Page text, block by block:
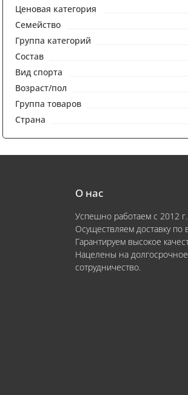
Ценовая категория
Семейство
Группа категорий
Состав
Вид спорта
Возраст/пол
Группа товаров
Страна
О нас
Успешно работаем с 2012 г.
Осуществляем доставку по
Гарантируем высокое
Нацелены на долгосрочное
сотрудничество.